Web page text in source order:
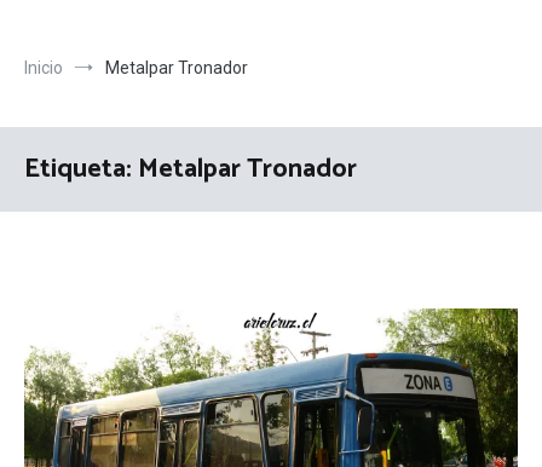
Inicio Metalpar Tronador
Etiqueta: Metalpar Tronador